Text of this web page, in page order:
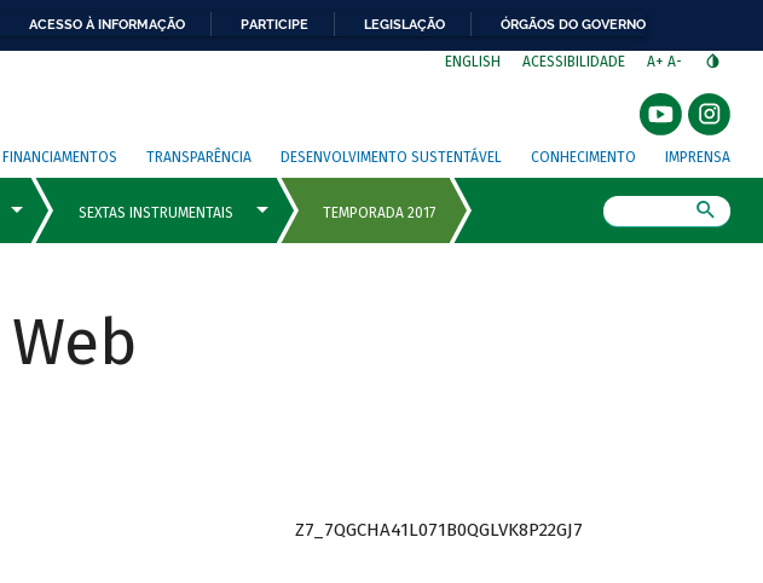
ACESSO À INFORMAÇÃO PARTICIPE LEGISLAÇÃO ÓRGÃOS DO GOVERNO
ENGLISH ACESSIBILIDADE A+ A-
FINANCIAMENTOS TRANSPARÊNCIA DESENVOLVIMENTO SUSTENTÁVEL CONHECIMENTO IMPRENSA
Z7_7QGCHA41L071B0QGLVK8P22GJ7